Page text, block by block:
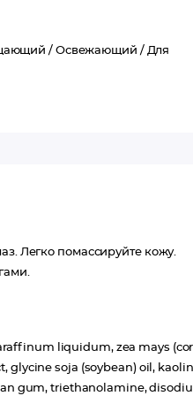
/ Освежающий / Для
Легко помассируйте кожу.
liquidum, zea mays
glycine soja (soybean) oil,
gum, triethanolamine,